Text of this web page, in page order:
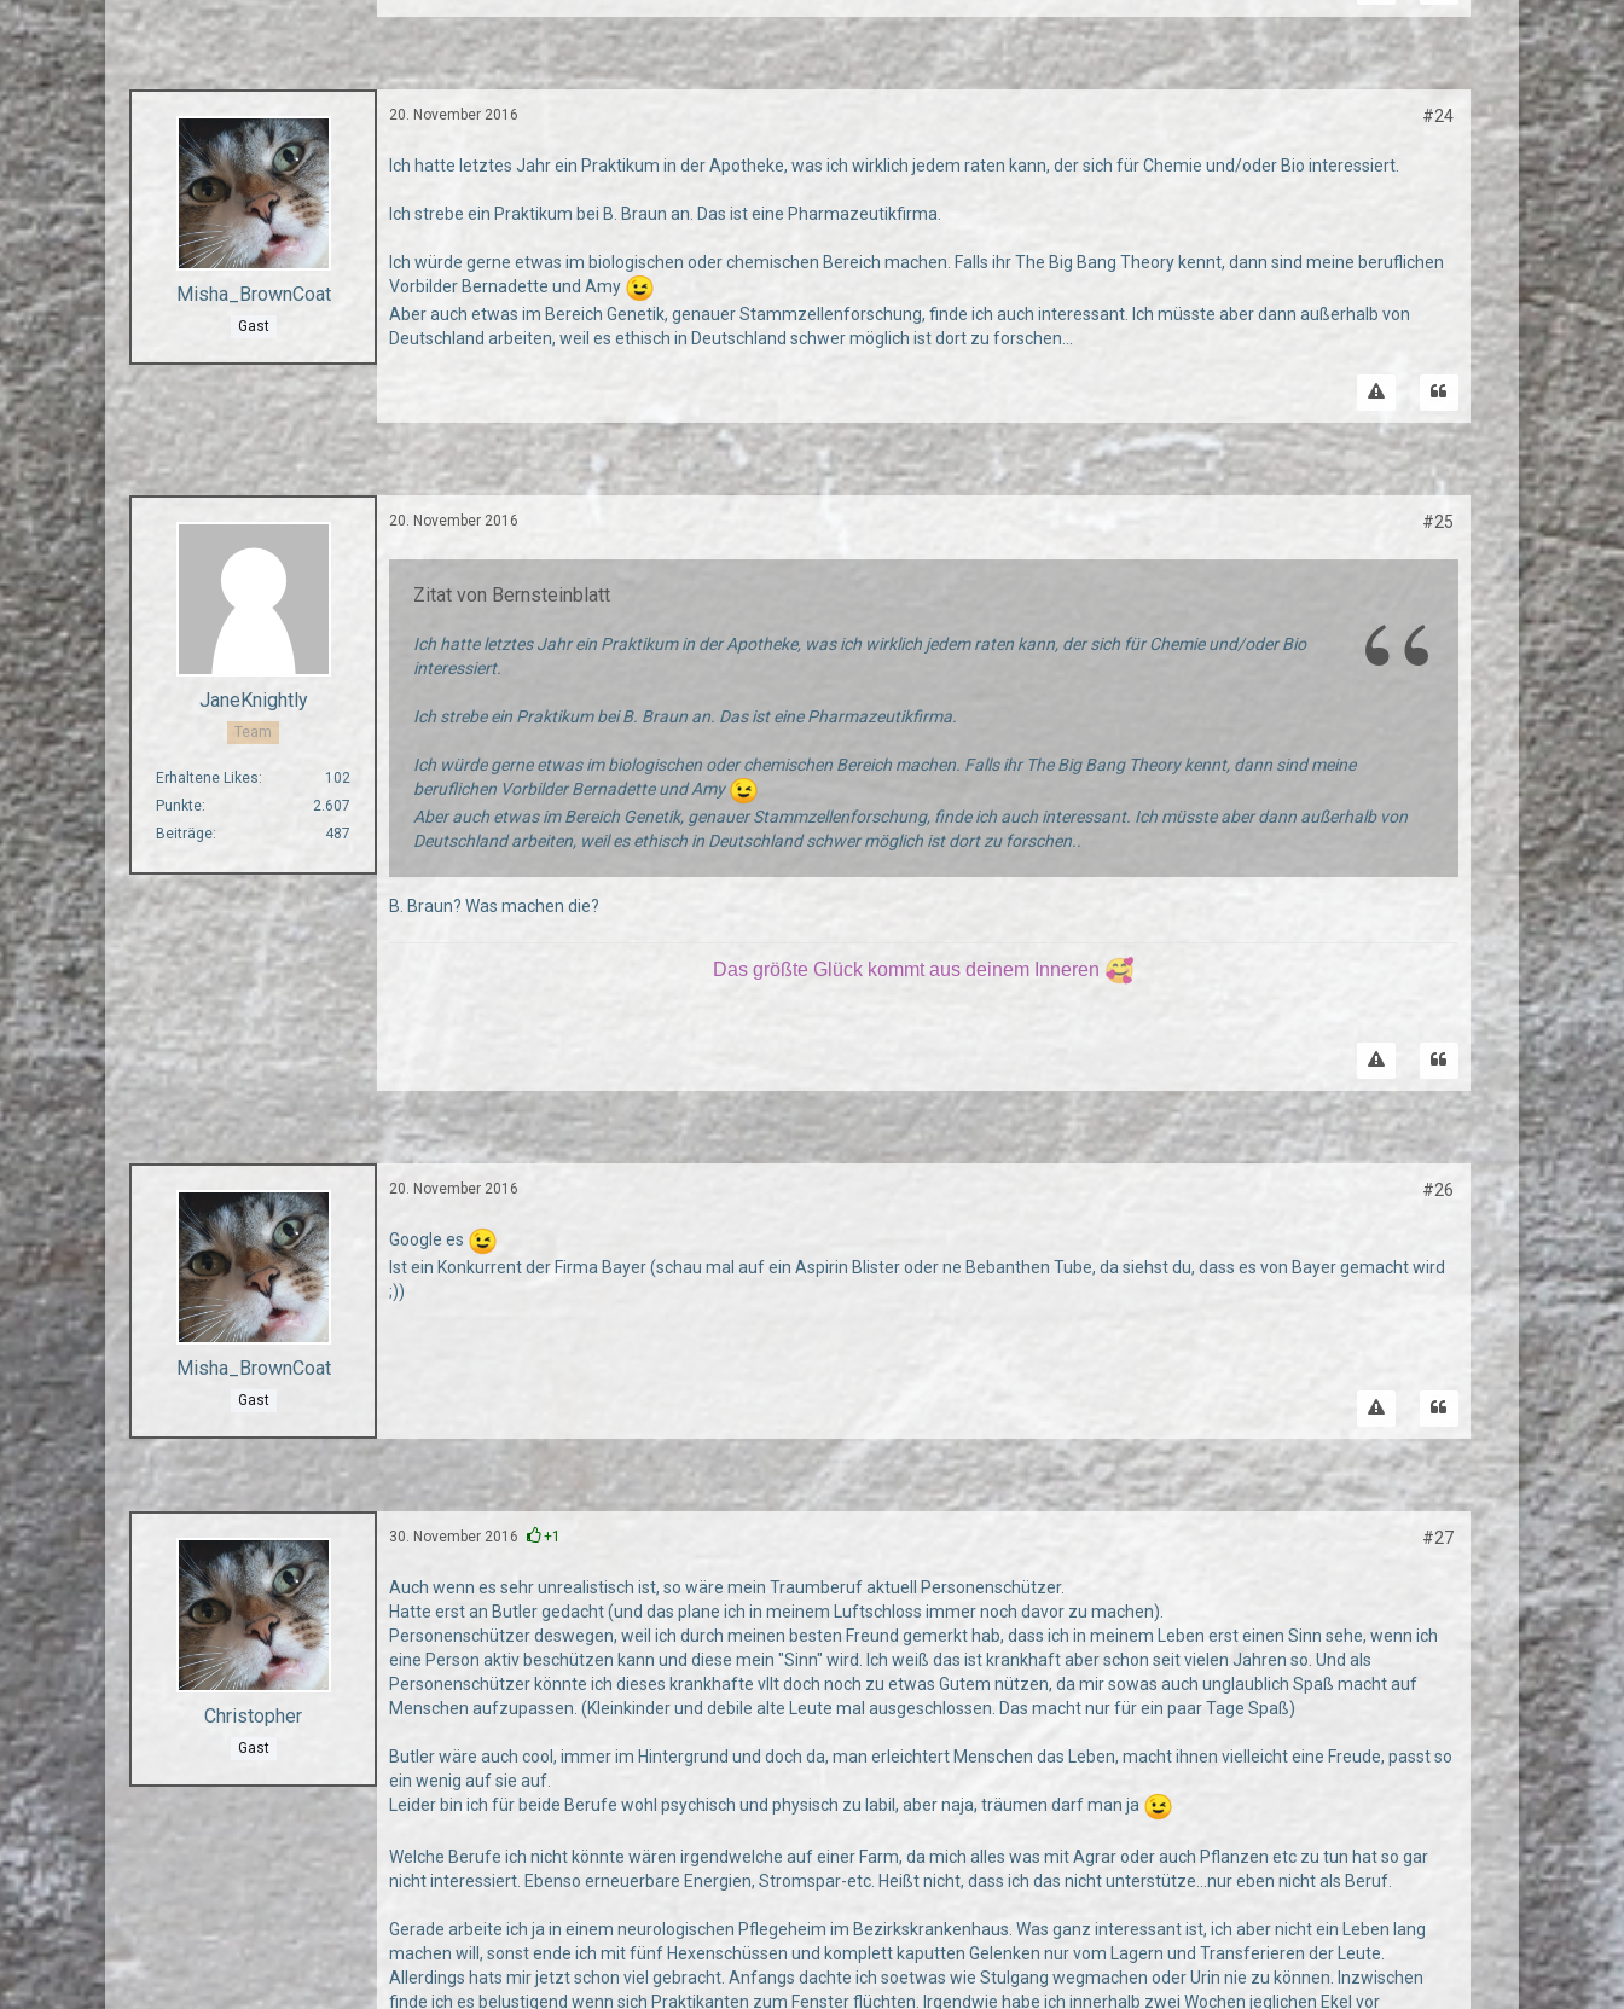
Misha_BrownCoat
Gast
20. November 2016 #24
Ich hatte letztes Jahr ein Praktikum in der Apotheke, was ich wirklich jedem raten kann, der sich für Chemie und/oder Bio interessiert.
Ich strebe ein Praktikum bei B. Braun an. Das ist eine Pharmazeutikfirma.
Ich würde gerne etwas im biologischen oder chemischen Bereich machen. Falls ihr The Big Bang Theory kennt, dann sind meine beruflichen
Vorbilder Bernadette und Amy
Aber auch etwas im Bereich Genetik, genauer Stammzellenforschung, finde ich auch interessant. Ich müsste aber dann außerhalb von
Deutschland arbeiten, weil es ethisch in Deutschland schwer möglich ist dort zu forschen...
JaneKnightly
Team
Erhaltene Likes
102
Punkte
2.607
Beiträge
487
20. November 2016 #25
Zitat von Bernsteinblatt
Ich hatte letztes Jahr ein Praktikum in der Apotheke, was ich wirklich jedem raten kann, der sich für Chemie und/oder Bio
interessiert.
Ich strebe ein Praktikum bei B. Braun an. Das ist eine Pharmazeutikfirma.
Ich würde gerne etwas im biologischen oder chemischen Bereich machen. Falls ihr The Big Bang Theory kennt, dann sind meine
beruflichen Vorbilder Bernadette und Amy
Aber auch etwas im Bereich Genetik, genauer Stammzellenforschung, finde ich auch interessant. Ich müsste aber dann außerhalb von
Deutschland arbeiten, weil es ethisch in Deutschland schwer möglich ist dort zu forschen..
B. Braun? Was machen die?
Das größte Glück kommt aus deinem Inneren
Misha_BrownCoat
Gast
20. November 2016 #26
Google es
Ist ein Konkurrent der Firma Bayer (schau mal auf ein Aspirin Blister oder ne Bebanthen Tube, da siehst du, dass es von Bayer gemacht wird
;))
Christopher
Gast
30. November 2016 +1 #27
Auch wenn es sehr unrealistisch ist, so wäre mein Traumberuf aktuell Personenschützer.
Hatte erst an Butler gedacht (und das plane ich in meinem Luftschloss immer noch davor zu machen).
Personenschützer deswegen, weil ich durch meinen besten Freund gemerkt hab, dass ich in meinem Leben erst einen Sinn sehe, wenn ich
eine Person aktiv beschützen kann und diese mein "Sinn" wird. Ich weiß das ist krankhaft aber schon seit vielen Jahren so. Und als
Personenschützer könnte ich dieses krankhafte vllt doch noch zu etwas Gutem nützen, da mir sowas auch unglaublich Spaß macht auf
Menschen aufzupassen. (Kleinkinder und debile alte Leute mal ausgeschlossen. Das macht nur für ein paar Tage Spaß)
Butler wäre auch cool, immer im Hintergrund und doch da, man erleichtert Menschen das Leben, macht ihnen vielleicht eine Freude, passt so
ein wenig auf sie auf.
Leider bin ich für beide Berufe wohl psychisch und physisch zu labil, aber naja, träumen darf man ja
Welche Berufe ich nicht könnte wären irgendwelche auf einer Farm, da mich alles was mit Agrar oder auch Pflanzen etc zu tun hat so gar
nicht interessiert. Ebenso erneuerbare Energien, Stromspar-etc. Heißt nicht, dass ich das nicht unterstütze...nur eben nicht als Beruf.
Gerade arbeite ich ja in einem neurologischen Pflegeheim im Bezirkskrankenhaus. Was ganz interessant ist, ich aber nicht ein Leben lang
machen will, sonst ende ich mit fünf Hexenschüssen und komplett kaputten Gelenken nur vom Lagern und Transferieren der Leute.
Allerdings hats mir jetzt schon viel gebracht. Anfangs dachte ich soetwas wie Stulgang wegmachen oder Urin nie zu können. Inzwischen
finde ich es belustigend wenn sich Praktikanten zum Fenster flüchten. Irgendwie habe ich innerhalb zwei Wochen jeglichen Ekel vor